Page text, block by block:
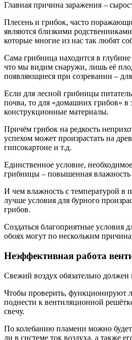
Главная причина заражения –
Плесень и грибок, часто
являются близкими
которые многие из нас так любят
Сама грибница находится в глубине
что мы видим снаружи, лишь её
появляющиеся при созревании –
Если для лесной грибницы
почва, то для «домашних грибов» в
конструкционные материалы.
Причём грибок на редкость
успехом может произрастать на
гипсокартоне и т.д.
Единственное условие,
грибницы – повышенная влажность
И чем влажность с температурой
лучше условия для бурного
грибов.
Создаться благоприятные условия
обоях могут по нескольким
Неэффективная работа
Свежий воздух обязательно должен
Чтобы проверить, функционируют
поднести к вентиляционной
свечу.
По колебанию пламени можно будет
ли в системе ток воздуха, а также